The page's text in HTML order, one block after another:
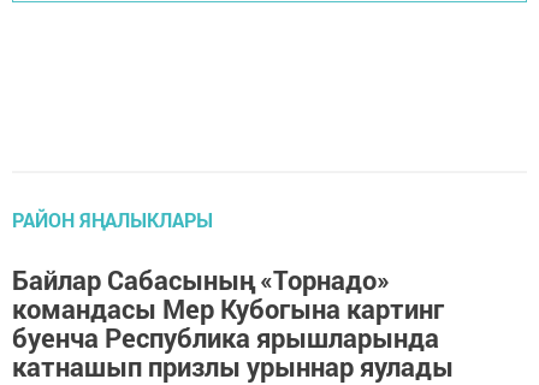
РАЙОН ЯҢАЛЫКЛАРЫ
Байлар Сабасының «Торнадо»
командасы Мер Кубогына картинг
буенча Республика ярышларында
катнашып призлы урыннар яулады